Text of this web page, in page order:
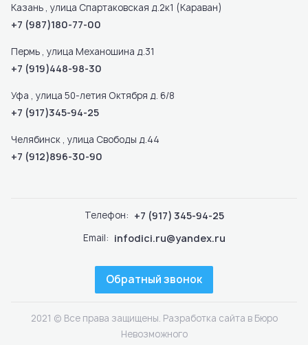
Казань , улица Спартаковская д.2к1 (Караван)
+7 (987)180-77-00
Пермь , улица Механошина д.31
+7 (919)448-98-30
Уфа , улица 50-летия Октября д. 6/8
+7 (917)345-94-25
Челябинск , улица Свободы д.44
+7 (912)896-30-90
Телефон: +7 (917) 345-94-25
Email: infodici.ru@yandex.ru
Обратный звонок
2021 © Все права защищены. Разработка сайта в Бюро
Невозможного